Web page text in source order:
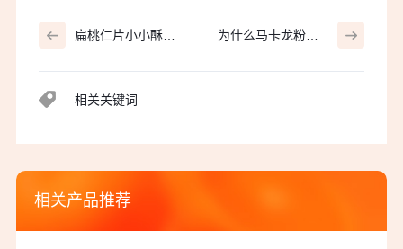
扁桃仁片小小酥，
为什么马卡龙粉讨
相关关键词
相关产品推荐